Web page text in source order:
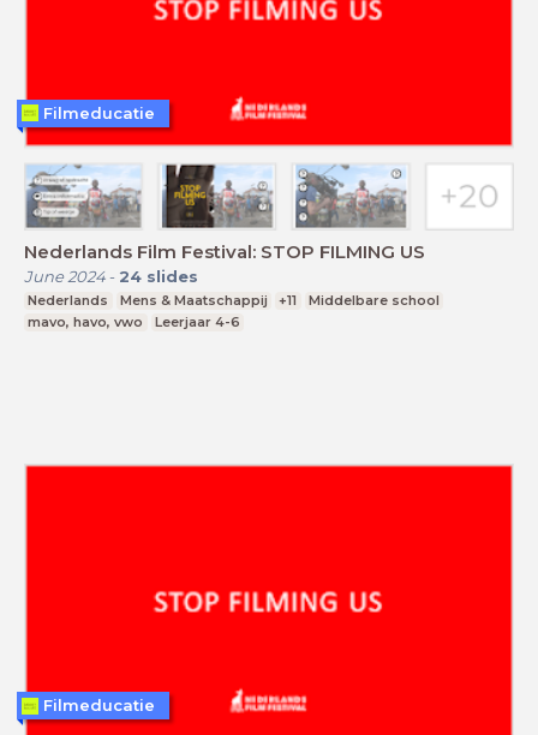
Nederlands Film Festival: STOP FILMING US
June 2024- 24 slides
Nederlands Mens & Maatschappij +11
Middelbare school
mavo, havo, vwo
Leerjaar 4-6
Filmeducatie
Filmeducatie